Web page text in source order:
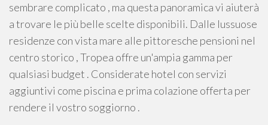
sembrare complicato , ma questa panoramica vi aiuterà
a trovare le più belle scelte disponibili. Dalle lussuose
residenze con vista mare alle pittoresche pensioni nel
centro storico , Tropea offre un'ampia gamma per
qualsiasi budget . Considerate hotel con servizi
aggiuntivi come piscina e prima colazione offerta per
rendere il vostro soggiorno .